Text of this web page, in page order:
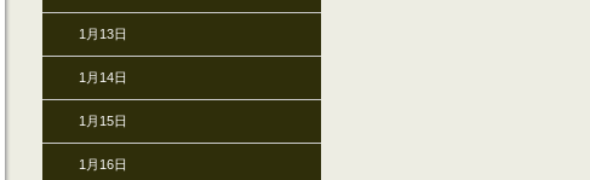
1月13日
1月14日
1月15日
1月16日